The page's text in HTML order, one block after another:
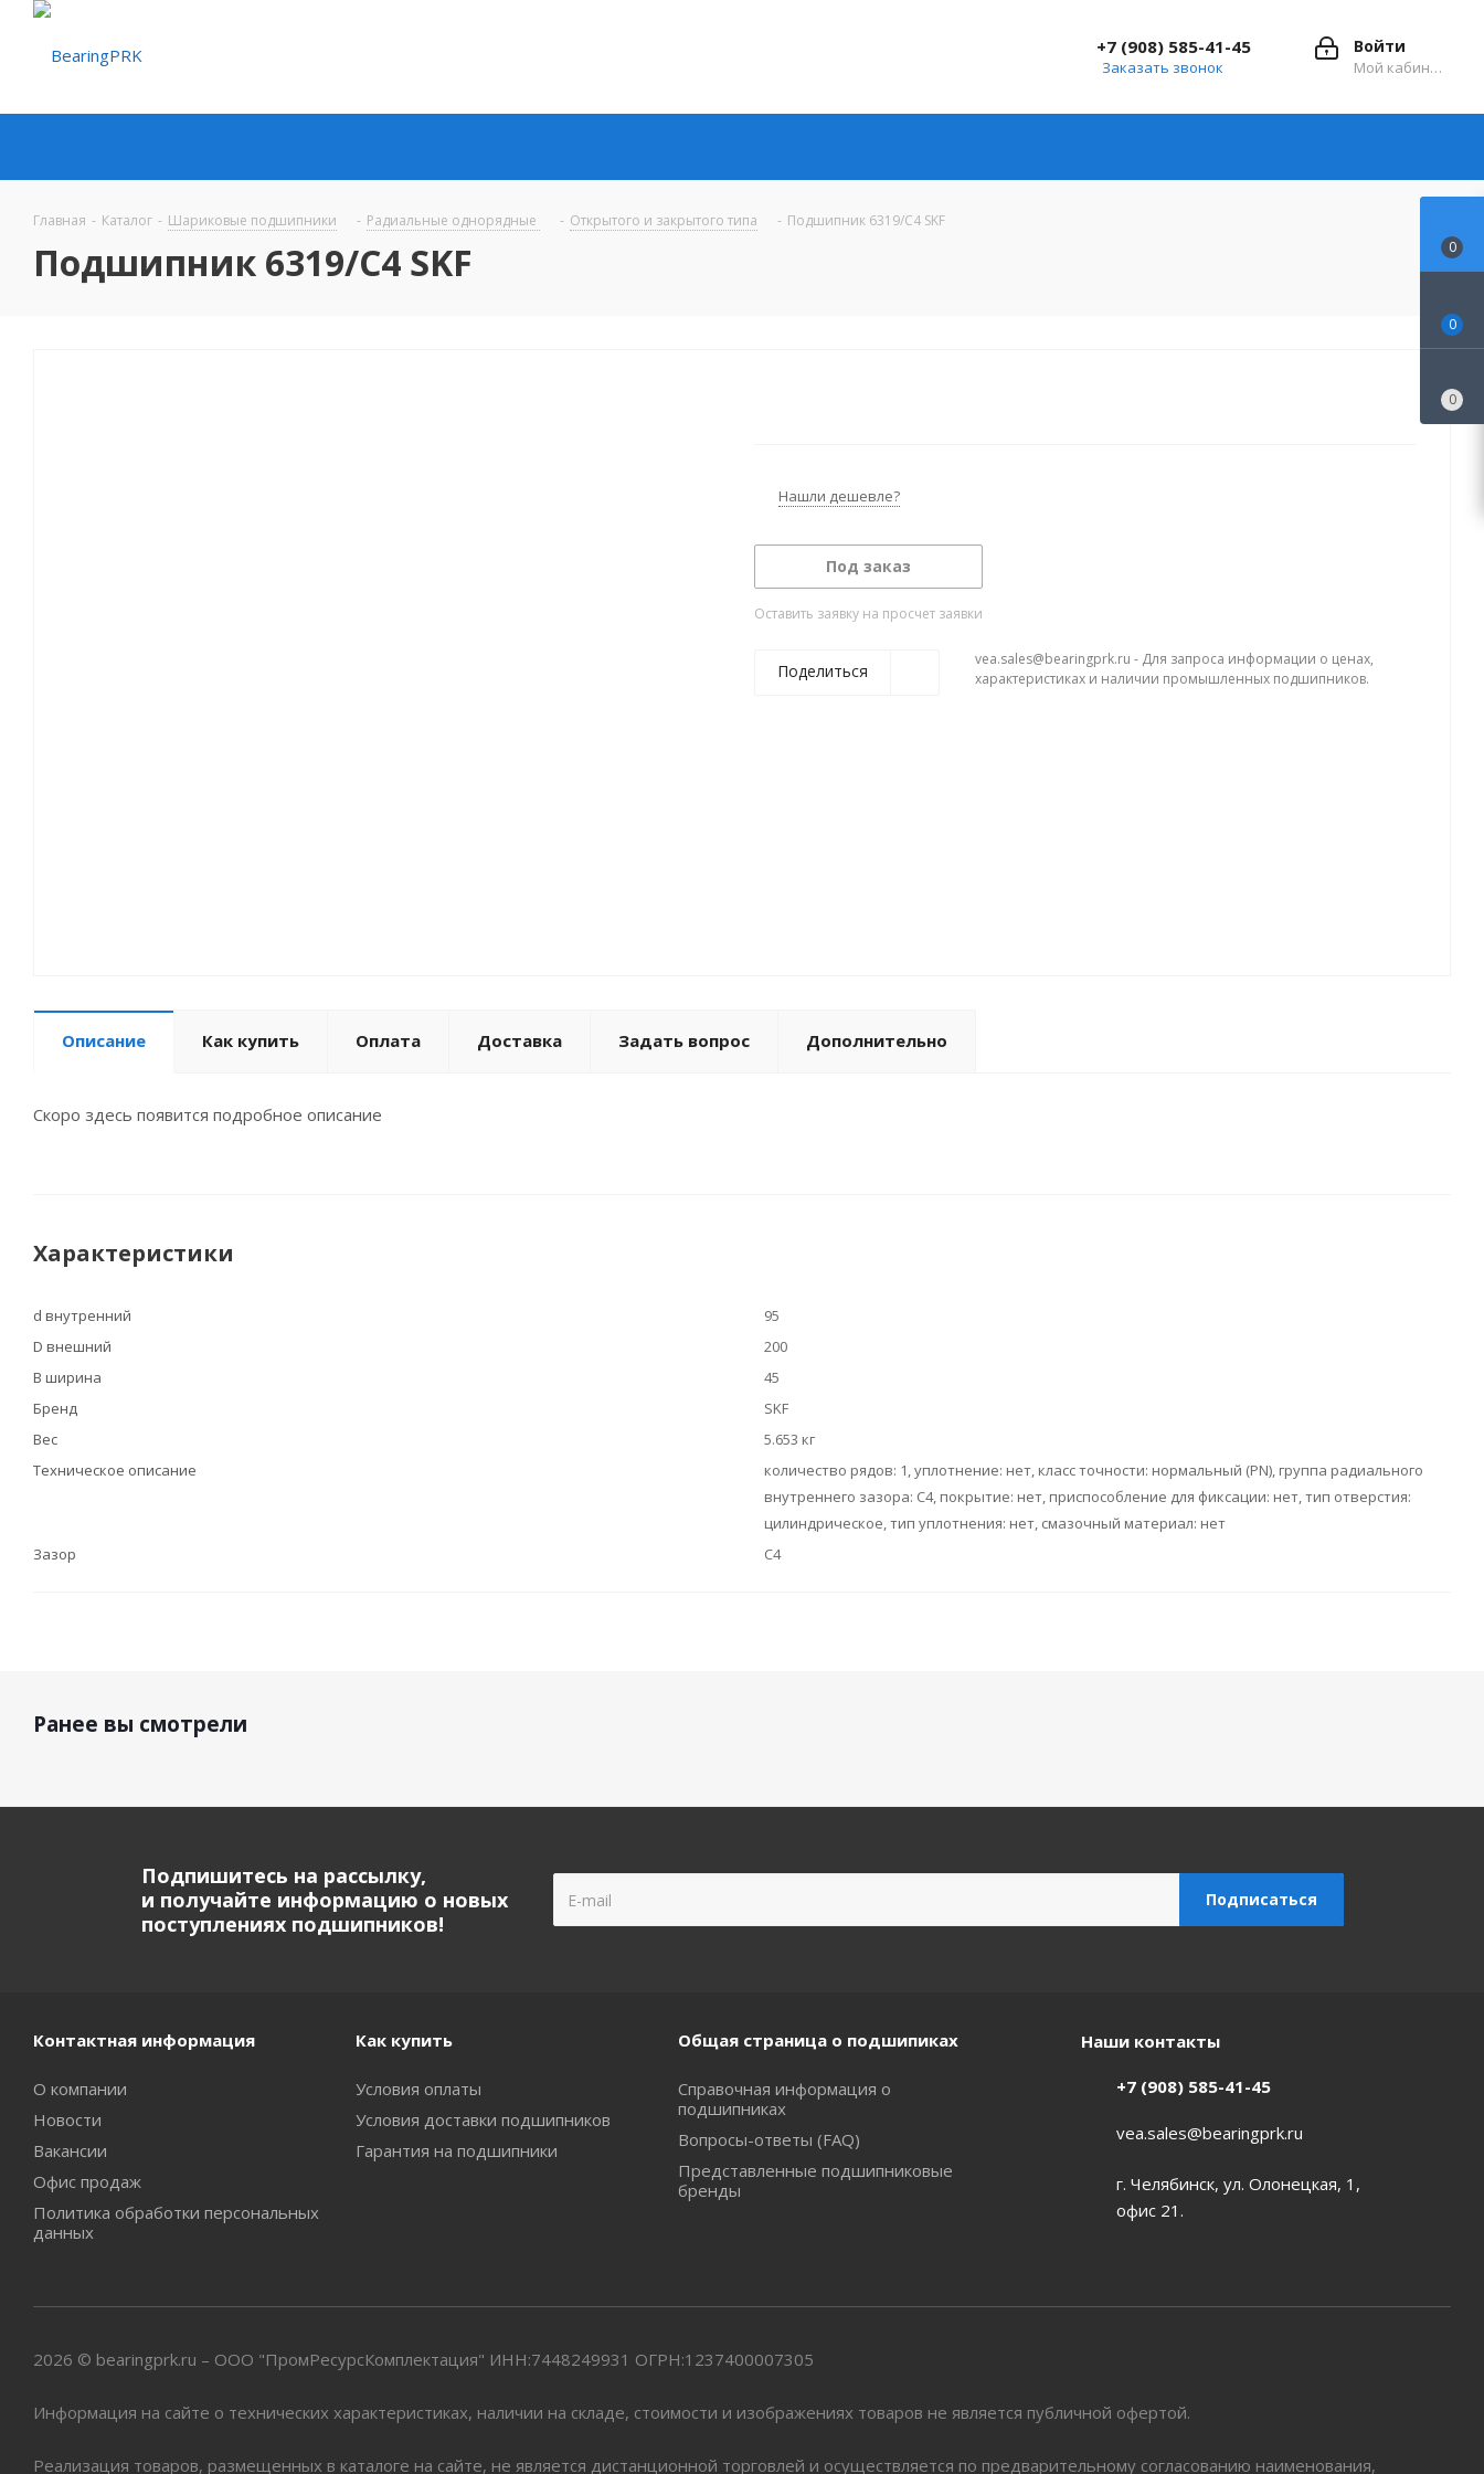
Войти
Мой кабинет
+7 (908) 585-41-45
Заказать звонок
Главная - Каталог - Шариковые подшипники - Радиальные однорядные - Открытого и закрытого типа - Подшипник 6319/C4 SKF
Подшипник 6319/C4 SKF
Нашли дешевле?
Под заказ
Оставить заявку на просчет заявки
Поделиться
vea.sales@bearingprk.ru - Для запроса информации о ценах,
характеристиках и наличии промышленных подшипников.
Описание Как купить Оплата Доставка Задать вопрос Дополнительно
Скоро здесь появится подробное описание
Характеристики
d внутренний
95
D внешний
200
B ширина
45
Бренд
SKF
Вес
5.653 кг
Техническое описание
количество рядов: 1, уплотнение: нет, класс точности: нормальный (PN), группа радиального
внутреннего зазора: C4, покрытие: нет, приспособление для фиксации: нет, тип отверстия:
цилиндрическое, тип уплотнения: нет, смазочный материал: нет
Зазор
C4
Ранее вы смотрели
Подпишитесь на рассылку,
и получайте информацию о новых
поступлениях подшипников!
Контактная информация
О компании
Новости
Вакансии
Офис продаж
Политика обработки персональных
данных
Как купить
Условия оплаты
Условия доставки подшипников
Гарантия на подшипники
Общая страница о подшипиках
Справочная информация о
подшипниках
Вопросы-ответы (FAQ)
Представленные подшипниковые
бренды
Наши контакты
+7 (908) 585-41-45
vea.sales@bearingprk.ru
г. Челябинск, ул. Олонецкая, 1,
офис 21.
2026 © bearingprk.ru – ООО "ПромРесурсКомплектация" ИНН:7448249931 ОГРН:1237400007305
Информация на сайте о технических характеристиках, наличии на складе, стоимости и изображениях товаров не является публичной офертой.
Реализация товаров, размещенных в каталоге на сайте, не является дистанционной торговлей и осуществляется по предварительному согласованию наименования,
0
0
0